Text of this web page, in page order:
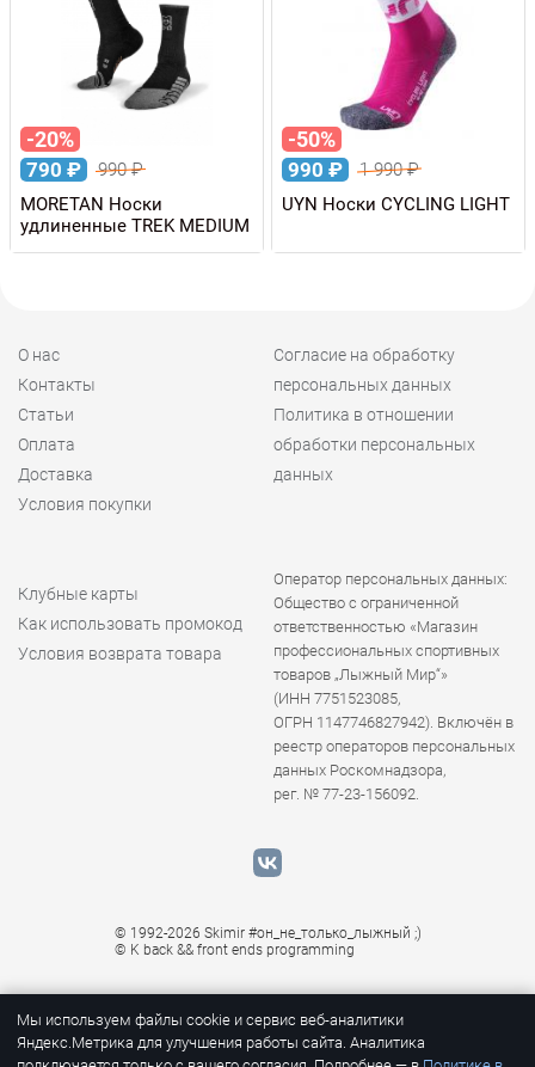
-20%
790 ₽ 990₽
MORETAN Носки
удлиненные TREK MEDIUM
-50%
990 ₽ 1 990₽
UYN Носки CYCLING LIGHT
О нас
Контакты
Статьи
Оплата
Доставка
Условия покупки
Согласие на обработку
персональных данных
Политика в отношении
обработки персональных
данных
Клубные карты
Как использовать промокод
Условия возврата товара
Оператор персональных данных:
Общество с ограниченной
ответственностью «Магазин
профессиональных спортивных
товаров „Лыжный Мир“»
(ИНН 7751523085,
ОГРН 1147746827942). Включён в
реестр операторов персональных
данных Роскомнадзора,
рег. № 77-23-156092.
© 1992-2026 Skimir #он_не_только_лыжный ;)
© K back && front ends programming
Мы используем файлы cookie и сервис веб-аналитики
Яндекс.Метрика для улучшения работы сайта. Аналитика